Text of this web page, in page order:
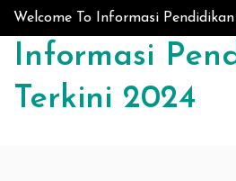
Skip to content
Welcome To Informasi
Informasi
Terkini 2024